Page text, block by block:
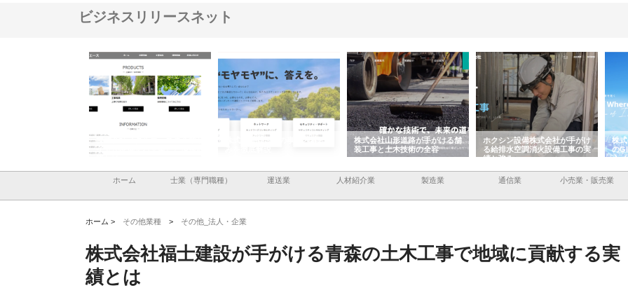
ビジネスリリースネット
みを徹底解説
株式会社山形道路が手がける舗
ホクシン設備株式会社が手がけ
る給排水空調消火設備工事の実
績と強み
株式会社東京シー・エム・シー
のGISインフラ管理システム導
入メリット
株
か
由
ホーム 士業（専門職種） 運送業 人材紹介業 製造業 通信業 小売業・販売業
ホーム > その他業種 > その他_法人・企業
株式会社福士建設が手がける青森の土木工事で地域に貢献する実
績とは